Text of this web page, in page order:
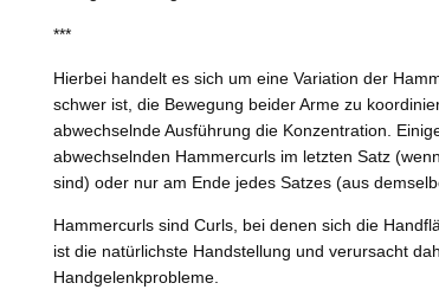
***
Hierbei handelt es sich um eine Variation der
schwer ist, die Bewegung beider Arme zu
abwechselnde Ausführung die Konzentration.
abwechselnden Hammercurls im letzten Satz
sind) oder nur am Ende jedes Satzes (aus
Hammercurls sind Curls, bei denen sich die
ist die natürlichste Handstellung und verursacht
Handgelenkprobleme.